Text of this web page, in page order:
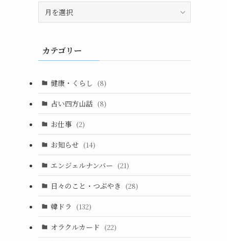
ブカテゴリー
健康・くらし (8)
占い四方山話 (8)
お仕事 (2)
お知らせ (14)
エンジェルナンバー (21)
日々のこと・つぶやき (28)
韓ドラ (132)
オラクルカード (22)